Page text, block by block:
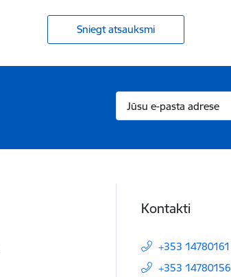
Sniegt atsauksmi
Kontakti
+353 14780161
+353 14780156